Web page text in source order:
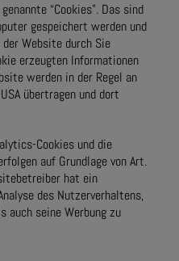
“Cookies”. Das sind
gespeichert werden und
Website durch Sie
erzeugten Informationen
werden in der Regel an
übertragen und dort
Cookies und die
auf Grundlage von Art.
hat ein
des Nutzerverhaltens,
auch seine Werbung zu